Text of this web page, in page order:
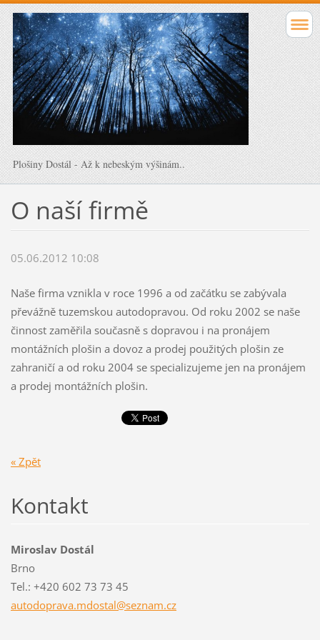
Plošiny Dostál - Až k nebeským výšinám..
O naší firmě
05.06.2012 10:08
Naše firma vznikla v roce 1996 a od začátku se zabývala
převážně tuzemskou autodopravou. Od roku 2002 se naše
činnost zaměřila současně s dopravou i na pronájem
montážních plošin a dovoz a prodej použitých plošin ze
zahraničí a od roku 2004 se specializujeme jen na pronájem
a prodej montážních plošin.
« Zpět
Kontakt
Miroslav Dostál
Brno
Tel.: +420 602 73 73 45
autodoprava.mdostal@seznam.cz